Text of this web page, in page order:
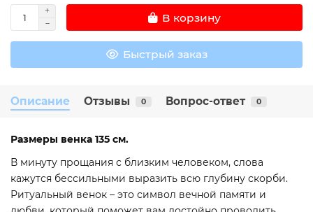
В корзину
Быстрый заказ
Описание Отзывы 0 Вопрос-ответ 0
Размеры венка 135 см.
В минуту прощания с близким человеком, слова
кажутся бессильными выразить всю глубину скорби.
Ритуальный венок – это символ вечной памяти и